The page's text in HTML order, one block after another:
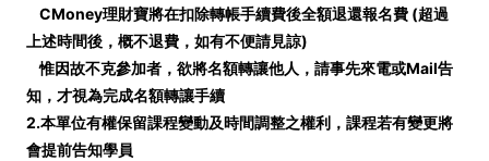
CMoney理財寶將在扣除轉帳手續費後全額退還報名費 (超過
上述時間後，概不退費，如有不便請見諒)
惟因故不克參加者，欲將名額轉讓他人，請事先來電或Mail告
知，才視為完成名額轉讓手續
2.本單位有權保留課程變動及時間調整之權利，課程若有變更將
會提前告知學員